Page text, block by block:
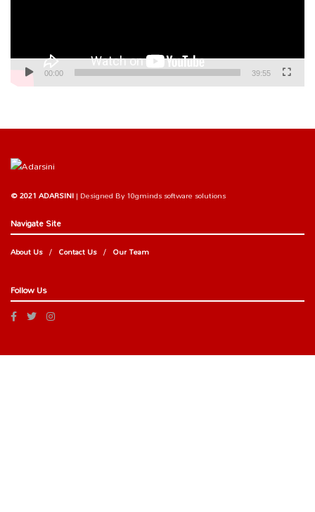
00:00 39:55
© 2021 ADARSINI| Designed By10gminds software solutions
Navigate Site
About Us Contact Us Our Team
Follow Us